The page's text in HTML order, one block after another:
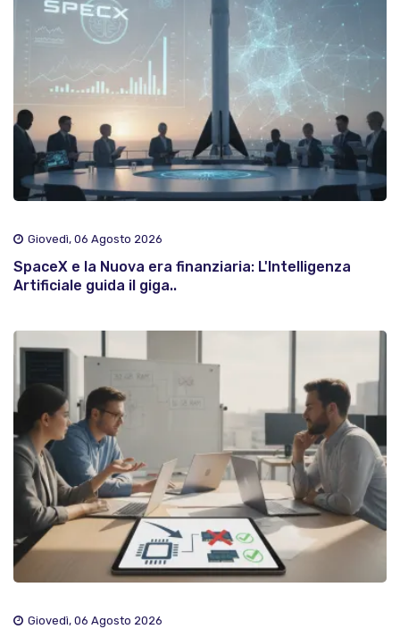
Giovedì, 06 Agosto 2026
SpaceX e la Nuova era finanziaria: L'Intelligenza
Artificiale guida il giga..
Giovedì, 06 Agosto 2026